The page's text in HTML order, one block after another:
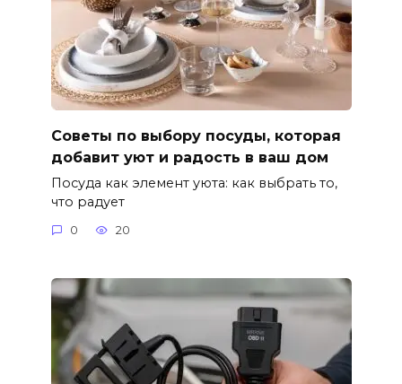
Советы по выбору посуды, которая
добавит уют и радость в ваш дом
Посуда как элемент уюта: как выбрать то,
что радует
0 20